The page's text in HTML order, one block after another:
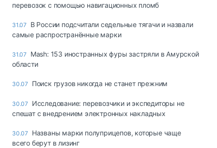
перевозок с помощью навигационных пломб
31.07
В России подсчитали седельные тягачи и назвали
самые распространённые марки
31.07
Mash: 153 иностранных фуры застряли в Амурской
области
30.07 Поиск грузов никогда не станет прежним
30.07
Исследование: перевозчики и экспедиторы не
спешат с внедрением электронных накладных
30.07
Названы марки полуприцепов, которые чаще
всего берут в лизинг